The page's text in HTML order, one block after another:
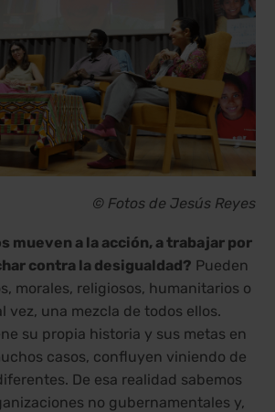
© Fotos de Jesús Reyes
mueven a la acción, a trabajar por
contra la desigualdad? Pueden
morales, religiosos, humanitarios o
vez, una mezcla de todos ellos.
su propia historia y sus metas en
casos, confluyen viniendo de
De esa realidad sabemos
no gubernamentales y,